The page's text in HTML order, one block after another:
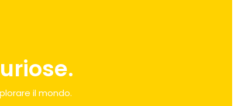
il mondo.